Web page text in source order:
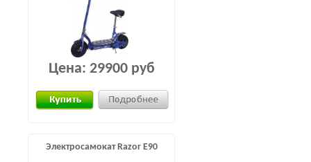
Цена: 29900 руб
Электросамокат Razor E90